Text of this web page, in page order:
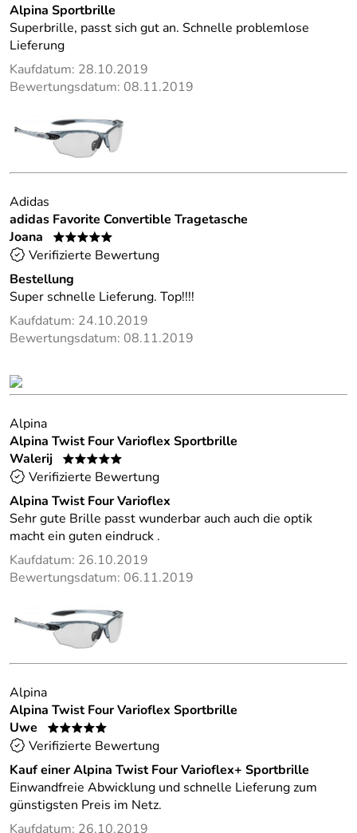
Alpina Sportbrille
Superbrille, passt sich gut an. Schnelle problemlose
Lieferung
Kaufdatum: 28.10.2019
Bewertungsdatum: 08.11.2019
Adidas
adidas Favorite Convertible Tragetasche
Joana
*****
Verifizierte Bewertung
Bestellung
Super schnelle Lieferung. Top!!!!
Kaufdatum: 24.10.2019
Bewertungsdatum: 08.11.2019
Alpina
Alpina Twist Four Varioflex Sportbrille
Walerij
*****
Verifizierte Bewertung
Alpina Twist Four Varioflex
Sehr gute Brille passt wunderbar auch auch die optik
macht ein guten eindruck .
Kaufdatum: 26.10.2019
Bewertungsdatum: 06.11.2019
Alpina
Alpina Twist Four Varioflex Sportbrille
Uwe
*****
Verifizierte Bewertung
Kauf einer Alpina Twist Four Varioflex+ Sportbrille
Einwandfreie Abwicklung und schnelle Lieferung zum
günstigsten Preis im Netz.
Kaufdatum: 26.10.2019